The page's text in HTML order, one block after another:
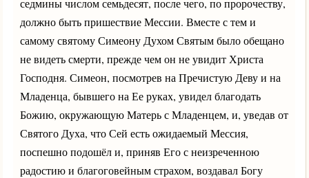
должно быть пришествие Мессии. Вместе с тем и
самому святому Симеону Духом Святым было обещано
не видеть смерти, прежде чем он не увидит Христа
Господня. Симеон, посмотрев на Пречистую Деву и на
Младенца, бывшего на Ее руках, увидел благодать
Божию, окружающую Матерь с Младенцем, и, уведав от
Святого Духа, что Сей есть ожидаемый Мессия,
поспешно подошёл и, приняв Его с неизреченною
радостию и благоговейным страхом, воздавал Богу